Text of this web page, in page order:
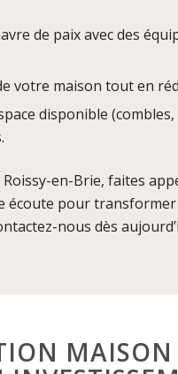
de paix avec des
votre maison tout en
disponible
en-Brie, faites
écoute pour
nous dès
MAISON